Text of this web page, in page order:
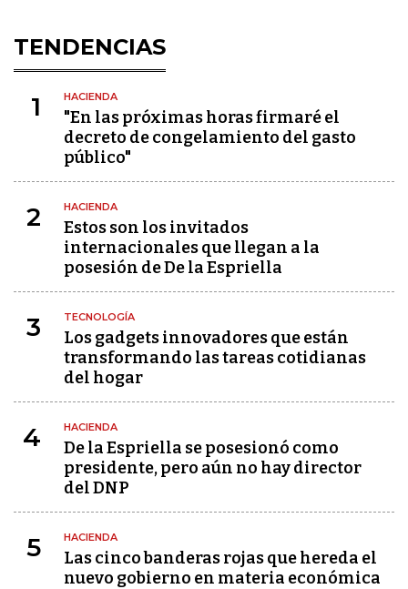
TENDENCIAS
1 HACIENDA
"En las próximas horas firmaré el
decreto de congelamiento del gasto
público"
2 HACIENDA
Estos son los invitados
internacionales que llegan a la
posesión de De la Espriella
3 TECNOLOGÍA
Los gadgets innovadores que están
transformando las tareas cotidianas
del hogar
4 HACIENDA
De la Espriella se posesionó como
presidente, pero aún no hay director
del DNP
5 HACIENDA
Las cinco banderas rojas que hereda el
nuevo gobierno en materia económica